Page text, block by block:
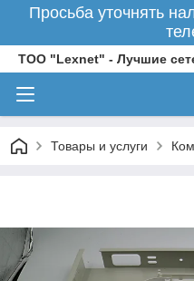
Просьба уточнять
ТОО "Lexnet" - Лучшие
Товары и услуги